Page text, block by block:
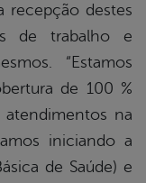
recepção destes
de trabalho e
“Estamos
de 100 %
na
iniciando a
de Saúde) e